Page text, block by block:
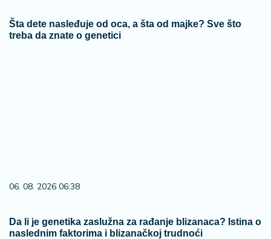
Šta dete nasleđuje od oca, a šta od majke? Sve što
treba da znate o genetici
06. 08. 2026 06:38
Da li je genetika zaslužna za rađanje blizanaca? Istina o
naslednim faktorima i blizanačkoj trudnoći